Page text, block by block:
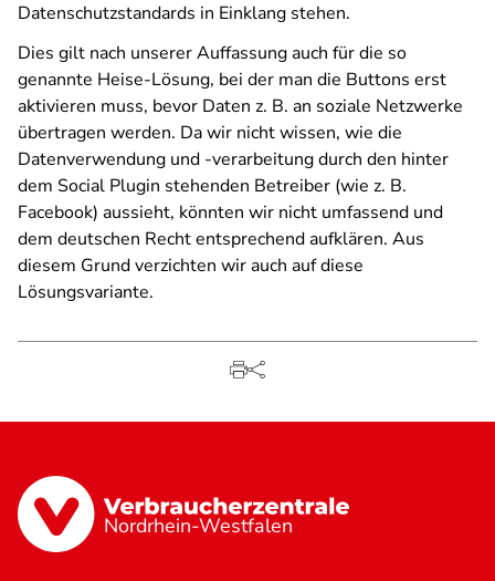
Datenschutzstandards in Einklang stehen.
Dies gilt nach unserer Auffassung auch für die so
genannte Heise-Lösung, bei der man die Buttons erst
aktivieren muss, bevor Daten z. B. an soziale Netzwerke
übertragen werden. Da wir nicht wissen, wie die
Datenverwendung und -verarbeitung durch den hinter
dem Social Plugin stehenden Betreiber (wie z. B.
Facebook) aussieht, könnten wir nicht umfassend und
dem deutschen Recht entsprechend aufklären. Aus
diesem Grund verzichten wir auch auf diese
Lösungsvariante.
Nordrhein-Westfalen